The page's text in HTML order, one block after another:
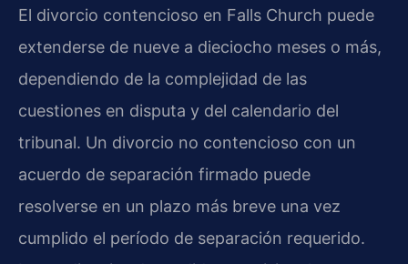
El divorcio contencioso en Falls Church puede
extenderse de nueve a dieciocho meses o más,
dependiendo de la complejidad de las
cuestiones en disputa y del calendario del
tribunal. Un divorcio no contencioso con un
acuerdo de separación firmado puede
resolverse en un plazo más breve una vez
cumplido el período de separación requerido.